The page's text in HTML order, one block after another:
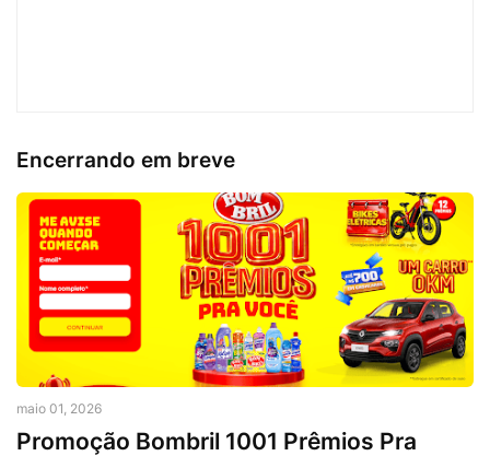
Encerrando em breve
maio 01, 2026
Promoção Bombril 1001 Prêmios Pra